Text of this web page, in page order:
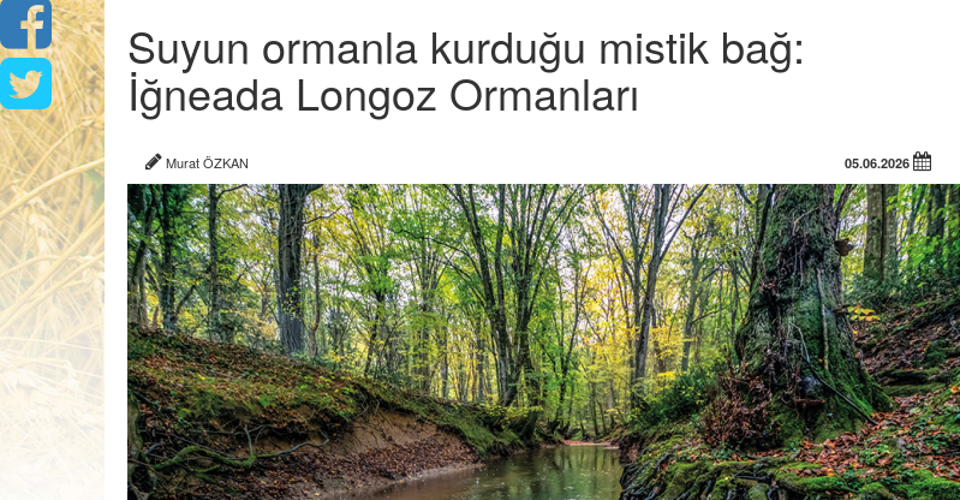
Suyun ormanla kurduğu mistik bağ:
İğneada Longoz Ormanları
Murat ÖZKAN 05.06.2026